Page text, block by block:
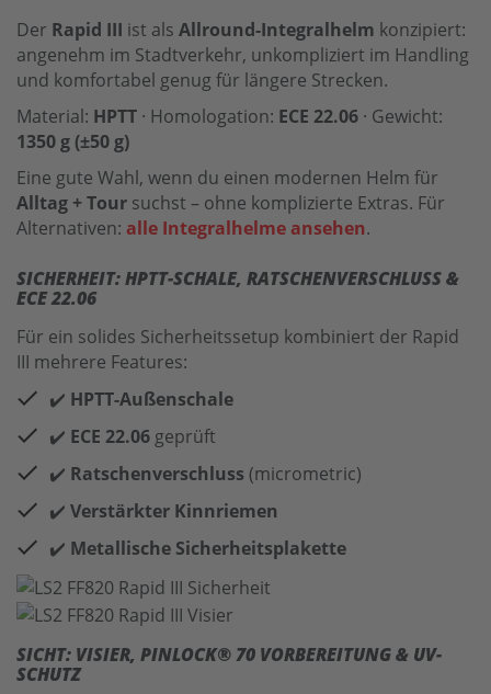
Der Rapid III ist als Allround-Integralhelm konzipiert:
angenehm im Stadtverkehr, unkompliziert im Handling
und komfortabel genug für längere Strecken.
Material: HPTT · Homologation: ECE 22.06 · Gewicht:
1350 g (±50 g)
Eine gute Wahl, wenn du einen modernen Helm für
Alltag + Tour suchst – ohne komplizierte Extras. Für
Alternativen: alle Integralhelme ansehen.
SICHERHEIT: HPTT-SCHALE, RATSCHENVERSCHLUSS &
ECE 22.06
Für ein solides Sicherheitssetup kombiniert der Rapid
III mehrere Features:
✔️ HPTT-Außenschale
✔️ ECE 22.06 geprüft
✔️ Ratschenverschluss (micrometric)
✔️ Verstärkter Kinnriemen
✔️ Metallische Sicherheitsplakette
SICHT: VISIER, PINLOCK® 70 VORBEREITUNG & UV-
SCHUTZ